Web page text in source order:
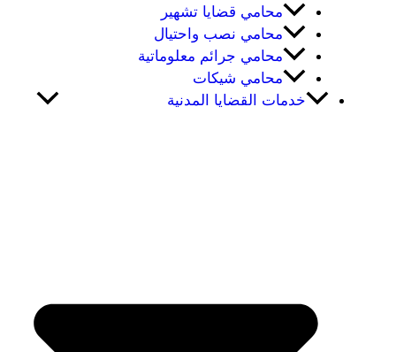
محامي قضايا تشهير
محامي نصب واحتيال
محامي جرائم معلوماتية
محامي شيكات
خدمات القضايا المدنية